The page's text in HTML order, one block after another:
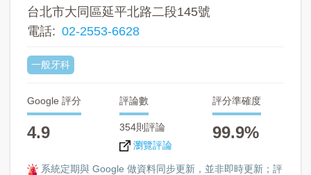
台北市大同區延平北路二段145號
電話
02-2553-6628
一般牙科
Google 評分
4.9
評論數
354則評論
瀏覽評論
評分準確度
99.9%
系統定期與 Google 做資料同步更新，並非即時更新；評